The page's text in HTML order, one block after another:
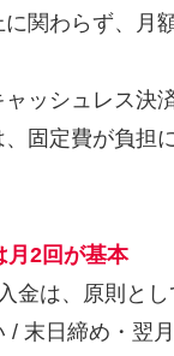
関わらず、月
ャッシュレス決
固定費が負担
月2回が基本
金は、原則と
/ 末日締め・翌